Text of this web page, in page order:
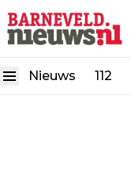
Nieuws 112